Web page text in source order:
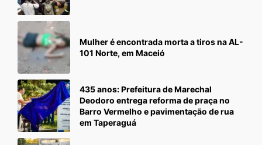
Mulher é encontrada morta a tiros na AL-
101 Norte, em Maceió
435 anos: Prefeitura de Marechal
Deodoro entrega reforma de praça no
Barro Vermelho e pavimentação de rua
em Taperaguá